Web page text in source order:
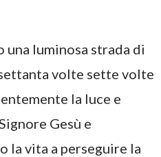
una luminosa strada di
volte sette volte
la luce e
Gesù e
la vita a perseguire la